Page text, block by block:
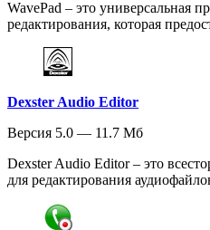
WavePad – это универсальная
редактирования, которая
Dexster Audio Editor
Версия 5.0 — 11.7 Мб
Dexster Audio Editor – это
для редактирования